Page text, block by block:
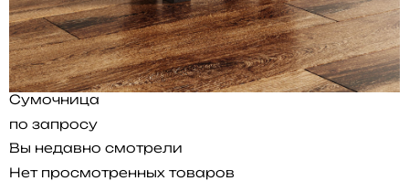
Сумочница
по запросу
Вы недавно смотрели
Нет просмотренных товаров